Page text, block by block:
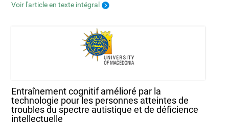
Voir l'article en texte intégral
Entraînement cognitif amélioré par la
technologie pour les personnes atteintes de
troubles du spectre autistique et de déficience
intellectuelle